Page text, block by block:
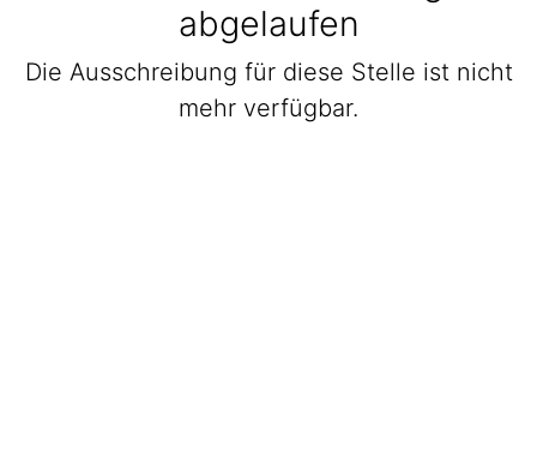
abgelaufen
Die Ausschreibung für diese Stelle ist nicht
mehr verfügbar.